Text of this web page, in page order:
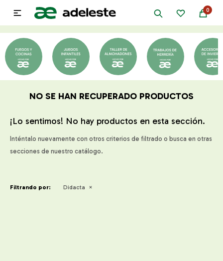
0

NO SE HAN RECUPERADO PRODUCTOS
¡Lo sentimos! No hay productos en esta sección.
Inténtalo nuevamente con otros criterios de filtrado o busca en otras
secciones de nuestro catálogo.
Filtrando por: Didacta